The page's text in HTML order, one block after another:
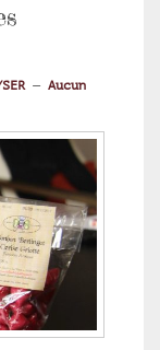
— Aucun